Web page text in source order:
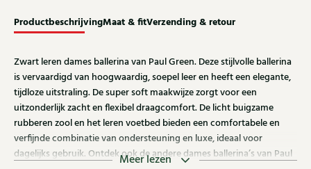
ProductbeschrijvingMaat & fitVerzending & retour
Zwart leren dames ballerina van Paul Green. Deze stijlvolle ballerina
is vervaardigd van hoogwaardig, soepel leer en heeft een elegante,
tijdloze uitstraling. De super soft maakwijze zorgt voor een
uitzonderlijk zacht en flexibel draagcomfort. De licht buigzame
rubberen zool en het leren voetbed bieden een comfortabele en
verfijnde combinatie van ondersteuning en luxe, ideaal voor
dagelijks gebruik. Ontdek ook de andere dames ballerina’s van Paul
Meer lezen